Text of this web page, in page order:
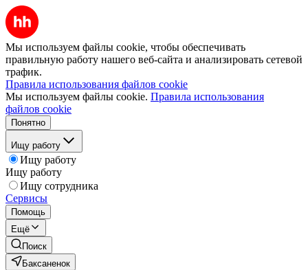
Мы используем файлы cookie, чтобы обеспечивать
правильную работу нашего веб-сайта и анализировать сетевой
трафик.
Правила использования файлов cookie
Мы используем файлы cookie. Правила использования
файлов cookie
Понятно
Ищу работу
Ищу работу
Ищу работу
Ищу сотрудника
Сервисы
Помощь
Ещё
Поиск
Баксаненок